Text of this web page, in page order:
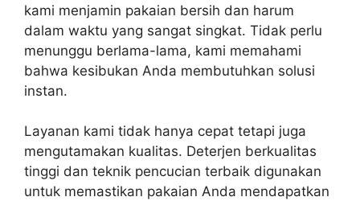
kami menjamin pakaian bersih dan harum
dalam waktu yang sangat singkat. Tidak perlu
menunggu berlama-lama, kami memahami
bahwa kesibukan Anda membutuhkan solusi
instan.
Layanan kami tidak hanya cepat tetapi juga
mengutamakan kualitas. Deterjen berkualitas
tinggi dan teknik pencucian terbaik digunakan
untuk memastikan pakaian Anda mendapatkan